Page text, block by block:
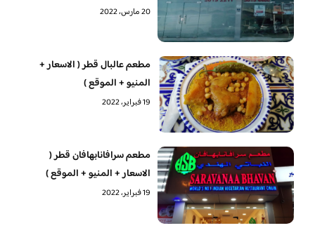
20 مارس، 2022
مطعم عالبال قطر ( الاسعار +
المنيو + الموقع )
19 فبراير، 2022
مطعم سرافانابهافان قطر (
الاسعار + المنيو + الموقع )
19 فبراير، 2022